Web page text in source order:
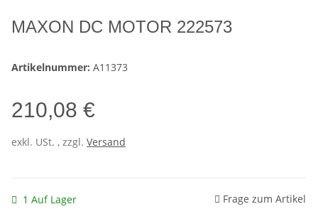
MAXON DC MOTOR 222573
Artikelnummer: A11373
210,08 €
exkl. USt. , zzgl. Versand
1 Auf Lager Frage zum Artikel